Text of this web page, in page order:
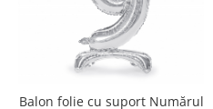
Balon folie cu suport Numărul